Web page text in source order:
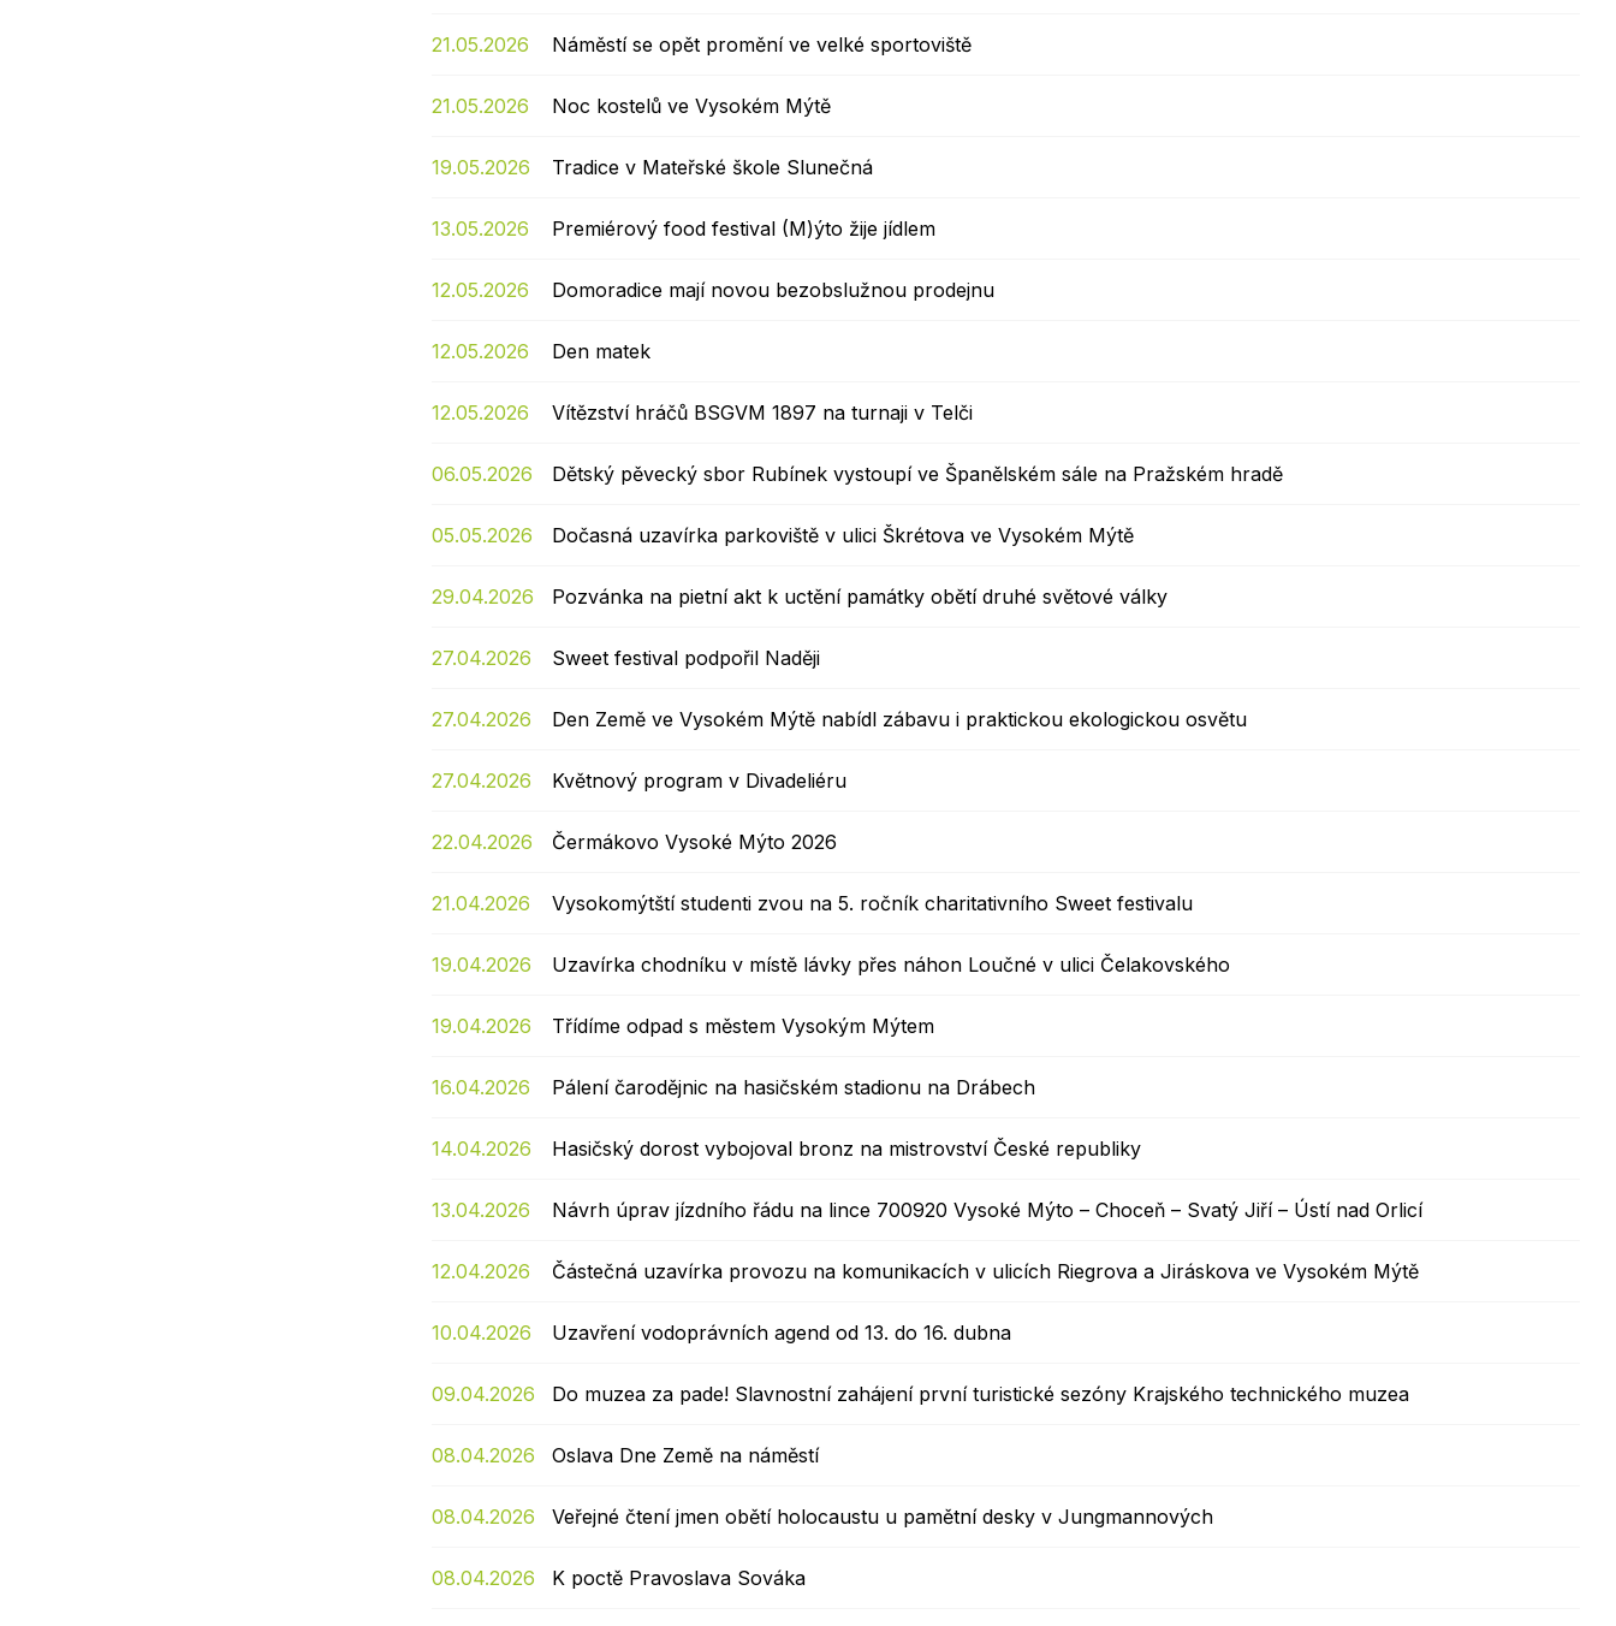
21.05.2026 Náměstí se opět promění ve velké sportoviště
21.05.2026 Noc kostelů ve Vysokém Mýtě
19.05.2026 Tradice v Mateřské škole Slunečná
13.05.2026 Premiérový food festival (M)ýto žije jídlem
12.05.2026 Domoradice mají novou bezobslužnou prodejnu
12.05.2026 Den matek
12.05.2026 Vítězství hráčů BSGVM 1897 na turnaji v Telči
06.05.2026 Dětský pěvecký sbor Rubínek vystoupí ve Španělském sále na Pražském hradě
05.05.2026 Dočasná uzavírka parkoviště v ulici Škrétova ve Vysokém Mýtě
29.04.2026 Pozvánka na pietní akt k uctění památky obětí druhé světové války
27.04.2026 Sweet festival podpořil Naději
27.04.2026 Den Země ve Vysokém Mýtě nabídl zábavu i praktickou ekologickou osvětu
27.04.2026 Květnový program v Divadeliéru
22.04.2026 Čermákovo Vysoké Mýto 2026
21.04.2026 Vysokomýtští studenti zvou na 5. ročník charitativního Sweet festivalu
19.04.2026 Uzavírka chodníku v místě lávky přes náhon Loučné v ulici Čelakovského
19.04.2026 Třídíme odpad s městem Vysokým Mýtem
16.04.2026 Pálení čarodějnic na hasičském stadionu na Drábech
14.04.2026 Hasičský dorost vybojoval bronz na mistrovství České republiky
13.04.2026 Návrh úprav jízdního řádu na lince 700920 Vysoké Mýto – Choceň – Svatý Jiří – Ústí nad Orlicí
12.04.2026 Částečná uzavírka provozu na komunikacích v ulicích Riegrova a Jiráskova ve Vysokém Mýtě
10.04.2026 Uzavření vodoprávních agend od 13. do 16. dubna
09.04.2026 Do muzea za pade! Slavnostní zahájení první turistické sezóny Krajského technického muzea
08.04.2026 Oslava Dne Země na náměstí
08.04.2026 Veřejné čtení jmen obětí holocaustu u pamětní desky v Jungmannových
08.04.2026 K poctě Pravoslava Sováka